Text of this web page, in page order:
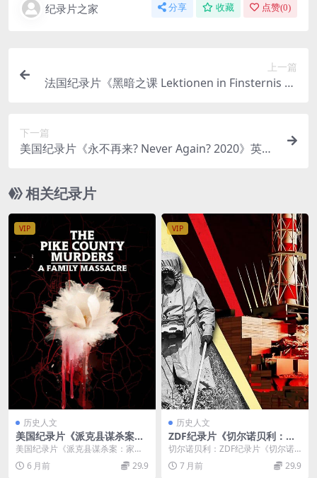
纪录片之家 分享 收藏 点赞(0)
上一篇
法国纪录片《黑暗之课 Lektionen in Finsternis 19
下一篇
美国纪录片《永不再来? Never Again? 2020》英语
相关纪录片
VIP
历史人文
美国纪录片《派克县谋杀案：
家庭大屠杀 The Pike County
Murders: A Family Massacr
e 2023》第一季全3集 英语中
美国纪录片《派克县谋杀案：家庭
大屠杀》（The Pike County Mur
d... 6 月前 29.9
VIP
历史人文
ZDF纪录片《切尔诺贝利：火
焰中的乌托邦 Chernobyl Ut
opia in Flames 2023》第一
季全4集 英语中英双字 无水印
切尔诺贝利：ZDF纪录片《切尔诺
贝利：火焰中的乌托邦Chernobyl
Utop...
7 月前 29.9